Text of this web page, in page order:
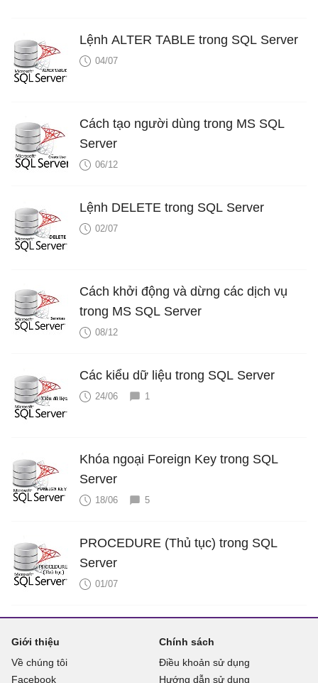
Lệnh ALTER TABLE trong SQL Server
04/07
Cách tạo người dùng trong MS SQL
Server
06/12
Lệnh DELETE trong SQL Server
02/07
Cách khởi động và dừng các dịch vụ
trong MS SQL Server
08/12
Các kiểu dữ liệu trong SQL Server
24/06 1
Khóa ngoại Foreign Key trong SQL
Server
18/06 5
PROCEDURE (Thủ tục) trong SQL
Server
01/07
Giới thiệu
Về chúng tôi
Facebook
Chính sách
Điều khoản sử dụng
Hướng dẫn sử dụng